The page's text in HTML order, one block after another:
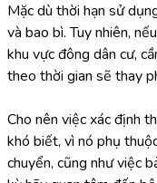
Mặc dù thời hạn sử
và bao bì. Tuy nhiên,
khu vực đông dân cư,
theo thời gian sẽ thay
Cho nên việc xác định
khó biết, vì nó phụ
chuyển, cũng như việc